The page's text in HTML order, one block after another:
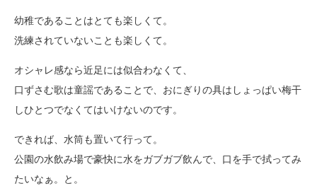
幼稚であることはとても楽しくて。
洗練されていないことも楽しくて。
オシャレ感なら近足には似合わなくて、
口ずさむ歌は童謡であることで、おにぎりの具はしょっぱい梅干
しひとつでなくてはいけないのです。
できれば、水筒も置いて行って。
公園の水飲み場で豪快に水をガブガブ飲んで、口を手で拭ってみ
たいなぁ。と。